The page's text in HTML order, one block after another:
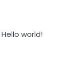
Hello world!